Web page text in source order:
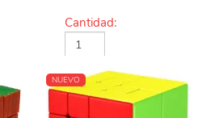
Cantidad:
Agregar
NUEVO